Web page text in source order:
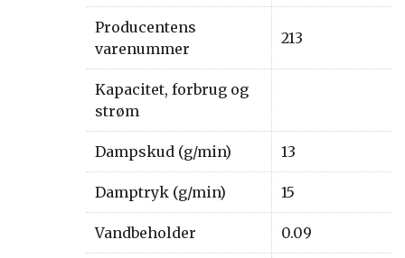
Producentens
varenummer
213
Kapacitet, forbrug og
strøm
Dampskud (g/min) 13
Damptryk (g/min) 15
Vandbeholder 0.09